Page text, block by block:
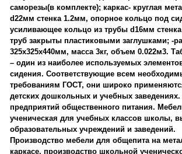
саморезы(в комплекте); каркас- круглая
d22мм стенка 1.2мм, опорное кольцо под
усиливающее кольцо из трубы d16мм
труб закрыты пластиковыми заглушками; -
325х325х440мм, масса 3кг, объем 0.022м3.
– один из наиболее используемых
сидения. Соответствующие всем
требованиям ГОСТ, они широко
детских дошкольных и учебных
предприятий общественного питания.
ученическая для учебных классов школы,
образовательных учреждений и заведений.
Производство мебели для общепита на
каркасе, производство школьной